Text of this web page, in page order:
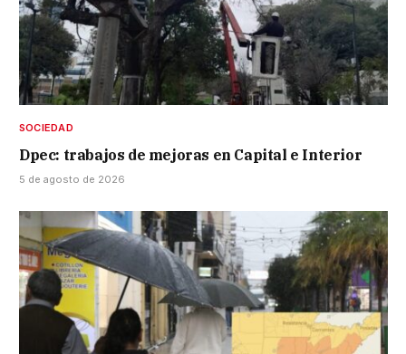
SOCIEDAD
Dpec: trabajos de mejoras en Capital e Interior
5 de agosto de 2026